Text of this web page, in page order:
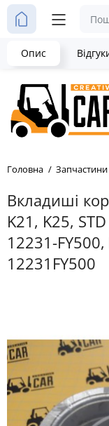
Головна Запчастини
Вкладиші
K21, K25,
12231-
12231FY500
Опис